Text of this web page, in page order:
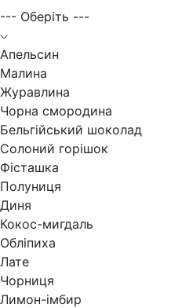
--- Оберіть ---
Апельсин
Малина
Журавлина
Чорна смородина
Бельгійський шоколад
Солоний горішок
Фісташка
Полуниця
Диня
Кокос-мигдаль
Обліпиха
Лате
Чорниця
Лимон-імбир